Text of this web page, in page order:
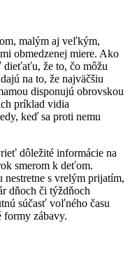
malým aj veľkým,
obmedzenej miere. Ako
že to, čo môžu
na to, že najväčšiu
disponujú obrovskou
príklad vidia
keď sa proti nemu
dôležité informácie na
smerom k deťom.
nestretne s vrelým prijatím,
dňoch či týždňoch
súčasť voľného času
formy zábavy.